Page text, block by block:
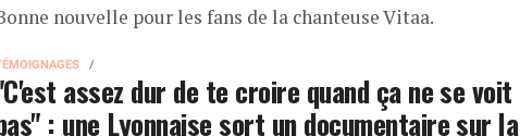
nouvelle pour les fans de la chanteuse Vitaa.
assez dur de te croire quand ça ne se voit
: une Lyonnaise sort un documentaire sur la